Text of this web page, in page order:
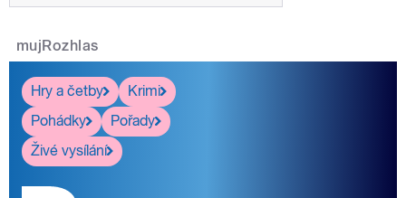
mujRozhlas
Hry a četby
Krimi
Pohádky
Pořady
Živé vysílání